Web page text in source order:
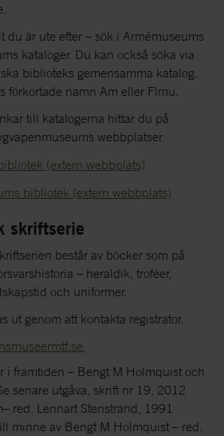
du är ute efter – sök i Armémuseums
kataloger. Du kan också söka via
biblioteks gemensamma katalog.
förkortade namn Am eller Flmu.
till katalogerna hittar du på
webbplatser.
(extern webbplats)
bibliotek (extern webbplats)
skriftserie
består av böcker som på
– heraldik, troféer,
och uniformer.
ut genom att kontakta registrator.
i framtiden – Bengt M Holmquist och
senare utgåva, skrift nr 19, 2012
red. Lennart Stenstrand, 1991
minne av Bengt M Holmquist – red.